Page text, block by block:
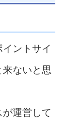
ントサイ
来ないと思
が運営して